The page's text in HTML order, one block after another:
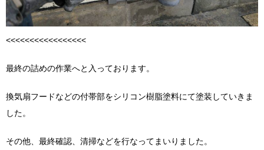
<<<<<<<<<<<<<<<<<
最終の詰めの作業へと入っております。
換気扇フードなどの付帯部をシリコン樹脂塗料にて塗装していきま
した。
その他、最終確認、清掃などを行なってまいりました。